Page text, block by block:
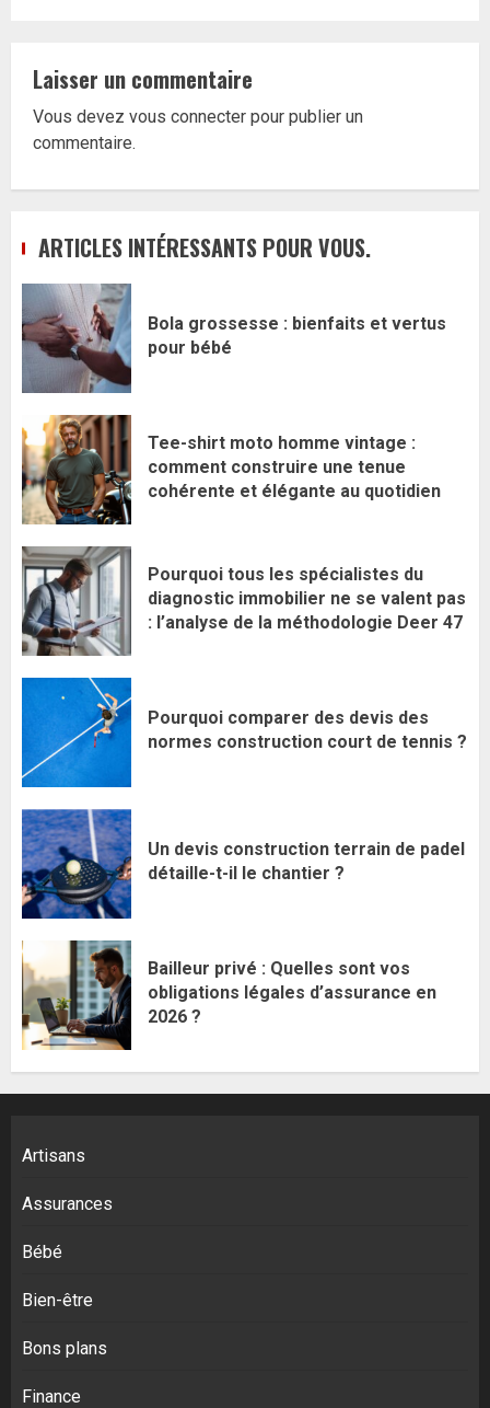
Laisser un commentaire
Vous devez vous connecter pour publier un
commentaire.
ARTICLES INTÉRESSANTS POUR VOUS.
Bola grossesse : bienfaits et vertus
pour bébé
Tee-shirt moto homme vintage :
comment construire une tenue
cohérente et élégante au quotidien
Pourquoi tous les spécialistes du
diagnostic immobilier ne se valent pas
: l’analyse de la méthodologie Deer 47
Pourquoi comparer des devis des
normes construction court de tennis ?
Un devis construction terrain de padel
détaille-t-il le chantier ?
Bailleur privé : Quelles sont vos
obligations légales d’assurance en
2026 ?
Artisans
Assurances
Bébé
Bien-être
Bons plans
Finance